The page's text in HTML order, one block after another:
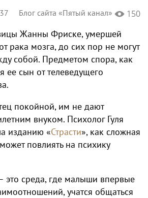
Блог сайта «Пятый канал» 150
Жанны Фриске, умершей
рака мозга, до сих пор не могут
собой. Предметом спора, как
ее сын от телеведущего
покойной, им не дают
внуком. Психолог Гуля
изданию «Страсти», как сложная
повлиять на психику
это среда, где малыши впервые
учатся общаться